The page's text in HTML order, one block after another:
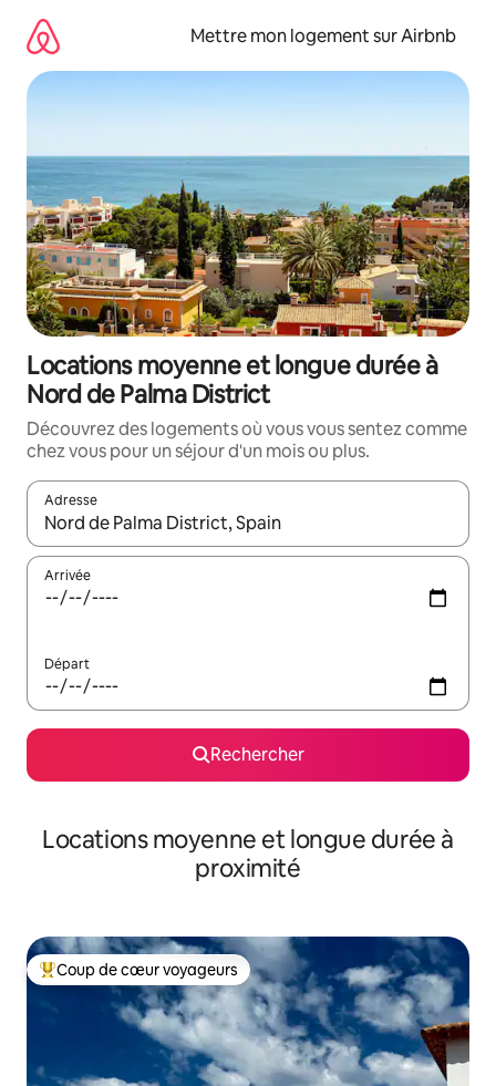
directement
contenu
Mettre mon logement sur Airbnb
Locations moyenne et longue durée à
Nord de Palma District
Découvrez des logements où vous vous sentez comme
chez vous pour un séjour d'un mois ou plus.
Adresse
Lorsque les résultats s'affichent, utilisez les flèches vers le
Arrivée
Départ
Rechercher
Locations moyenne et longue durée à
proximité
Coups de cœur voyageurs les plus appréciés
Coup de cœur voyageurs